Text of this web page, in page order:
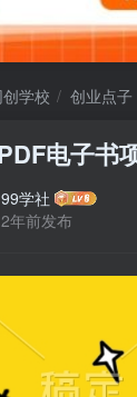
创学校 创业点子
电子书
99学社
2年前发布